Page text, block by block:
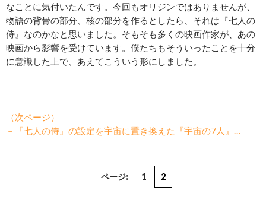
なことに気付いたんです。今回もオリジンではありませんが、
物語の背骨の部分、核の部分を作るとしたら、それは『七人の
侍』なのかなと思いました。そもそも多くの映画作家が、あの
映画から影響を受けています。僕たちもそういったことを十分
に意識した上で、あえてこういう形にしました。
（次ページ）
－『七人の侍』の設定を宇宙に置き換えた『宇宙の7人』…
ページ: 1 2